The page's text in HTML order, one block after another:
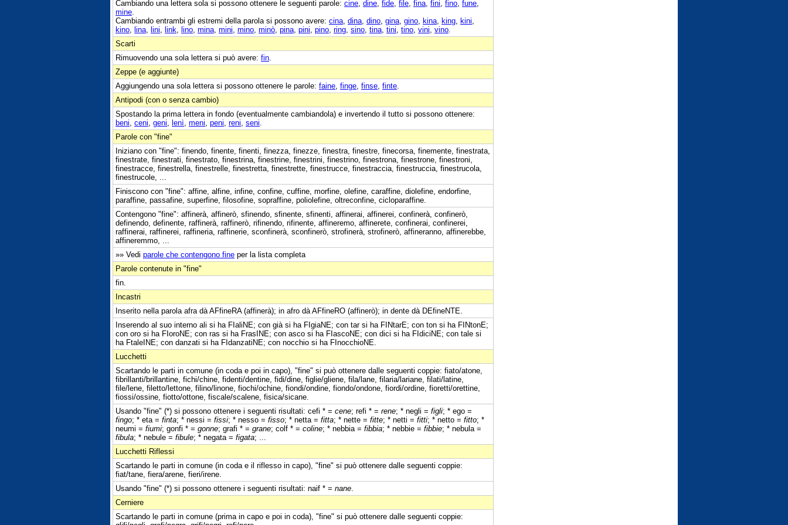
Cambiando una lettera sola si possono ottenere le seguenti parole: cine dine fide file fina fini fino fune
mine
Cambiando entrambi gli estremi della parola si possono avere: cina dina dino gina gino kina king kini
kino lina lini link lino mina mini mino minò pina pini pino ring sino tina tini tino vini vino
Scarti
Rimuovendo una sola lettera si può avere: fin
Zeppe (e aggiunte)
Aggiungendo una sola lettera si possono ottenere le parole: faine finge finse finte
Antipodi (con o senza cambio)
Spostando la prima lettera in fondo (eventualmente cambiandola) e invertendo il tutto si possono ottenere:
beni ceni geni lenì meni peni reni seni
Parole con "fine"
Iniziano con "fine": finendo, finente, finenti, finezza, finezze, finestra, finestre, finecorsa, finemente, finestrata,
finestrate, finestrati, finestrato, finestrina, finestrine, finestrini, finestrino, finestrona, finestrone, finestroni,
finestracce, finestrella, finestrelle, finestretta, finestrette, finestrucce, finestraccia, finestruccia, finestrucola,
finestrucole, ...
Finiscono con "fine": affine, alfine, infine, confine, cuffine, morfine, olefine, caraffine, diolefine, endorfine,
paraffine, passafine, superfine, filosofine, sopraffine, poliolefine, oltreconfine, cicloparaffine.
Contengono "fine": affinerà, affinerò, sfinendo, sfinente, sfinenti, affinerai, affinerei, confinerà, confinerò,
definendo, definente, raffinerà, raffinerò, rifinendo, rifinente, affineremo, affinerete, confinerai, confinerei,
raffinerai, raffinerei, raffineria, raffinerie, sconfinerà, sconfinerò, strofinerà, strofinerò, affineranno, affinerebbe,
affineremmo, ...
»» Vedi parole che contengono fine per la lista completa
Parole contenute in "fine"
fin.
Incastri
Inserito nella parola afra dà AFfineRA (affinerà); in afro dà AFfineRO (affinerò); in dente dà DEfineNTE.
Inserendo al suo interno ali si ha FIaliNE; con già si ha FIgiaNE; con tar si ha FINtarE; con ton si ha FINtonE;
con oro si ha FIoroNE; con ras si ha FrasINE; con asco si ha FIascoNE; con dici si ha FIdiciNE; con tale si
ha FtaleINE; con danzati si ha FIdanzatiNE; con nocchio si ha FInocchioNE.
Lucchetti
Scartando le parti in comune (in coda e poi in capo), "fine" si può ottenere dalle seguenti coppie: fiato/atone,
fibrillanti/brillantine, fichi/chine, fidenti/dentine, fidi/dine, figlie/gliene, fila/lane, filaria/lariane, filati/latine,
file/lene, filetto/lettone, filino/linone, fiochi/ochine, fiondi/ondine, fiondo/ondone, fiordi/ordine, fioretti/orettine,
fiossi/ossine, fiotto/ottone, fiscale/scalene, fisica/sicane.
Usando "fine" (*) si possono ottenere i seguenti risultati: cefi * = cene; refi * = rene; * negli = figli; * ego =
fingo; * eta = finta; * nessi = fissi; * nesso = fisso; * netta = fitta; * nette = fitte; * netti = fitti; * netto = fitto; *
neumi = fiumi; gonfi * = gonne; grafi * = grane; colf * = coline; * nebbia = fibbia; * nebbie = fibbie; * nebula =
fibula; * nebule = fibule; * negata = figata; ...
Lucchetti Riflessi
Scartando le parti in comune (in coda e il riflesso in capo), "fine" si può ottenere dalle seguenti coppie:
fiat/tane, fiera/arene, fieri/irene.
Usando "fine" (*) si possono ottenere i seguenti risultati: naif * = nane
Cerniere
Scartando le parti in comune (prima in capo e poi in coda), "fine" si può ottenere dalle seguenti coppie: